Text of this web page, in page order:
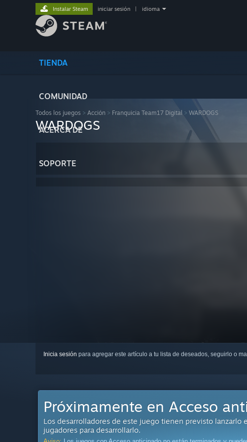
TIENDA
COMUNIDAD
ACERCA DE
SOPORTE
Instalar Steam iniciar sesión idioma
Todos los juegos > Acción > Franquicia Team17 Digital > WARDOGS
WARDOGS
Inicia sesión para agregar este artículo a tu lista de deseados, seguirlo o
Próximamente en Acceso
Los desarrolladores de este juego tienen previsto lanzarlo
jugadores para desarrollarlo.